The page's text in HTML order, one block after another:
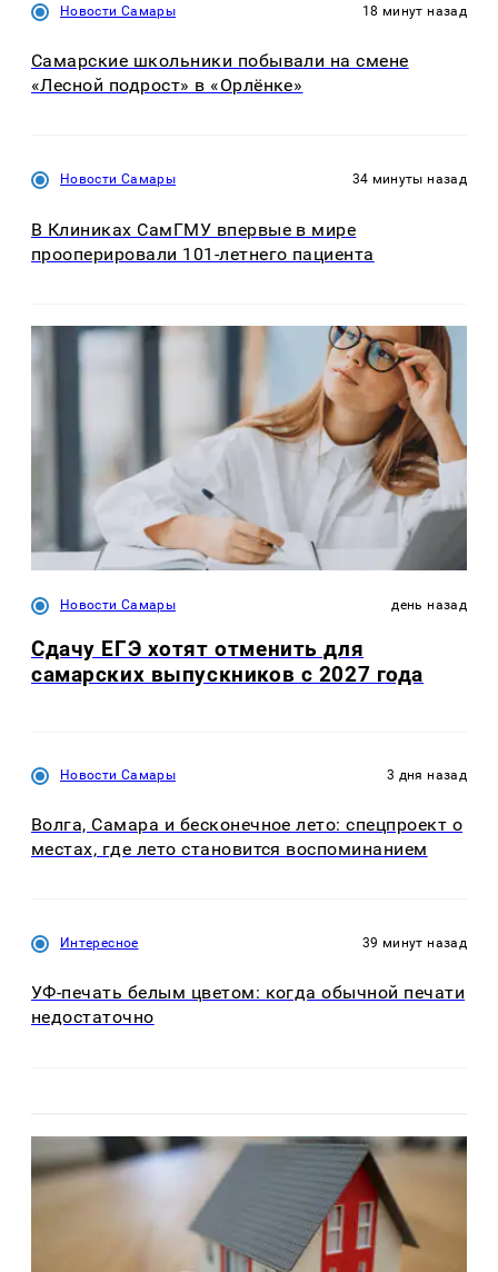
Новости Самары 18 минут назад
Самарские школьники побывали на смене
«Лесной подрост» в «Орлёнке»
Новости Самары 34 минуты назад
В Клиниках СамГМУ впервые в мире
прооперировали 101-летнего пациента
Новости Самары день назад
Сдачу ЕГЭ хотят отменить для
самарских выпускников с 2027 года
Новости Самары 3 дня назад
Волга, Самара и бесконечное лето: спецпроект о
местах, где лето становится воспоминанием
Интересное 39 минут назад
УФ-печать белым цветом: когда обычной печати
недостаточно